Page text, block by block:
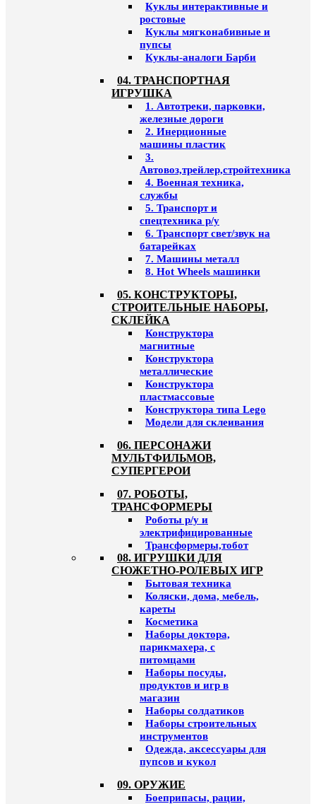
Куклы интерактивные и
ростовые
Куклы мягконабивные и
пупсы
Куклы-аналоги Барби
04. ТРАНСПОРТНАЯ
ИГРУШКА
1. Автотреки, парковки,
железные дороги
2. Инерционные
машины пластик
3.
Автовоз,трейлер,стройтехника
4. Военная техника,
службы
5. Транспорт и
спецтехника р/у
6. Транспорт свет/звук на
батарейках
7. Машины металл
8. Hot Wheels машинки
05. КОНСТРУКТОРЫ,
СТРОИТЕЛЬНЫЕ НАБОРЫ,
СКЛЕЙКА
Конструктора
магнитные
Конструктора
металлические
Конструктора
пластмассовые
Конструктора типа Lego
Модели для склеивания
06. ПЕРСОНАЖИ
МУЛЬТФИЛЬМОВ,
СУПЕРГЕРОИ
07. РОБОТЫ,
ТРАНСФОРМЕРЫ
Роботы р/у и
электрифицированные
Трансформеры,тобот
08. ИГРУШКИ ДЛЯ
СЮЖЕТНО-РОЛЕВЫХ ИГР
Бытовая техника
Коляски, дома, мебель,
кареты
Косметика
Наборы доктора,
парикмахера, с
питомцами
Наборы посуды,
продуктов и игр в
магазин
Наборы солдатиков
Наборы строительных
инструментов
Одежда, аксессуары для
пупсов и кукол
09. ОРУЖИЕ
Боеприпасы, рации,